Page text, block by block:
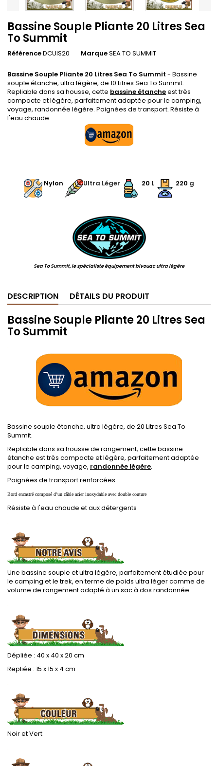
Bassine Souple Pliante 20 Litres Sea
To Summit
RéférenceDCUIS20 MarqueSEA TO SUMMIT
Bassine Souple Pliante 20 Litres Sea To Summit - Bassine
souple étanche, ultra légère, de 10 Litres Sea To Summit.
Repliable dans sa housse, cette bassine étancheest très
compacte et légère, parfaitement adaptée pour le camping,
voyage, randonnée légère. Poignées de transport. Résiste à
l'eau chaude.
Nylon Ultra Léger 20 L 220 g
Sea To Summit, le spécialiste équipement bivouac ultra légère
DESCRIPTION DÉTAILS DU PRODUIT
Bassine Souple Pliante 20 Litres Sea
To Summit
.
Bassine souple étanche, ultra légère, de 20 Litres Sea To
Summit.
Repliable dans sa housse de rangement, cette bassine
étanche est très compacte et légère, parfaitement adaptée
pour le camping, voyage, randonnée légère.
Poignées de transport renforcées
Bord encastré composé d’un câble acier inoxydable avec double couture
Résiste à l'eau chaude et aux détergents
.
Une bassine souple et ultra légère, parfaitement étudiée pour
le camping et le trek, en terme de poids ultra léger comme de
volume de rangement adapté à un sac à dos randonnée
.
Dépliée : 40 x 40 x 20 cm
Repliée : 15 x 15 x 4 cm
.
Noir et Vert
.